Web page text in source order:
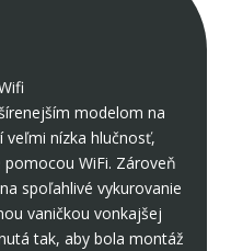
modelom na
veľmi nízka hlučnosť,
WiFi. Zároveň
spoľahlivé vykurovanie
vaničkou vonkajšej
tak, aby bola montáž